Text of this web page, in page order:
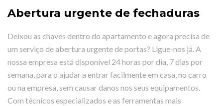
Abertura urgente de fechaduras
Deixou as chaves dentro do apartamento e agora precisa de
um serviço de abertura urgente de portas? Ligue-nos já. A
nossa empresa está disponível 24 horas por dia, 7 dias por
semana, para o ajudar a entrar facilmente em casa, no carro
ou na empresa, sem causar danos nos seus equipamentos.
Com técnicos especializados e as ferramentas mais